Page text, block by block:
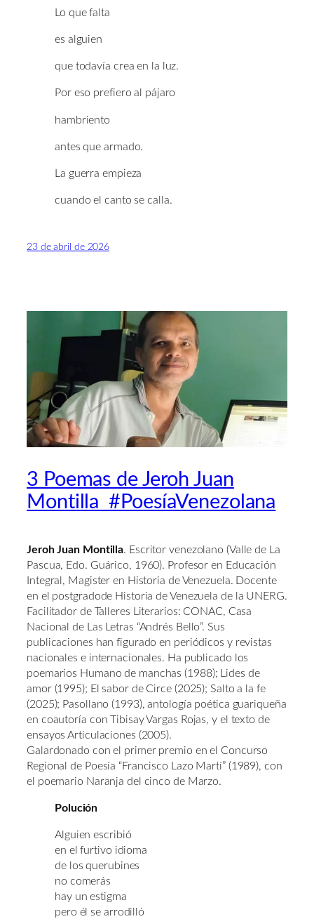
Lo que falta
es alguien
que todavía crea en la luz.
Por eso prefiero al pájaro
hambriento
antes que armado.
La guerra empieza
cuando el canto se calla.
23 de abril de 2026
3 Poemas de Jeroh Juan
Montilla #PoesíaVenezolana
Jeroh Juan Montilla. Escritor venezolano (Valle de La
Pascua, Edo. Guárico, 1960). Profesor en Educación
Integral, Magister en Historia de Venezuela. Docente
en el postgradode Historia de Venezuela de la UNERG.
Facilitador de Talleres Literarios: CONAC, Casa
Nacional de Las Letras “Andrés Bello”. Sus
publicaciones han figurado en periódicos y revistas
nacionales e internacionales. Ha publicado los
poemarios Humano de manchas (1988); Lides de
amor (1995); El sabor de Circe (2025); Salto a la fe
(2025); Pasollano (1993), antología poética guariqueña
en coautoría con Tibisay Vargas Rojas, y el texto de
ensayos Articulaciones (2005).
Galardonado con el primer premio en el Concurso
Regional de Poesía “Francisco Lazo Martí” (1989), con
el poemario Naranja del cinco de Marzo.
Polución
Alguien escribió
en el furtivo idioma
de los querubines
no comerás
hay un estigma
pero él se arrodilló